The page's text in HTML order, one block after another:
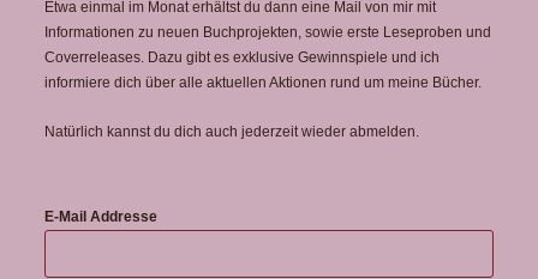
Etwa einmal im Monat erhältst du dann eine Mail von mir mit
Informationen zu neuen Buchprojekten, sowie erste Leseproben und
Coverreleases. Dazu gibt es exklusive Gewinnspiele und ich
informiere dich über alle aktuellen Aktionen rund um meine Bücher.
Natürlich kannst du dich auch jederzeit wieder abmelden.
E-Mail Addresse